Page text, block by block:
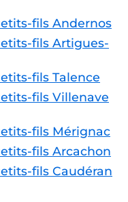
fils Andernos
fils Artigues-
fils Talence
fils Villenave
fils Mérignac
fils Arcachon
fils Caudéran